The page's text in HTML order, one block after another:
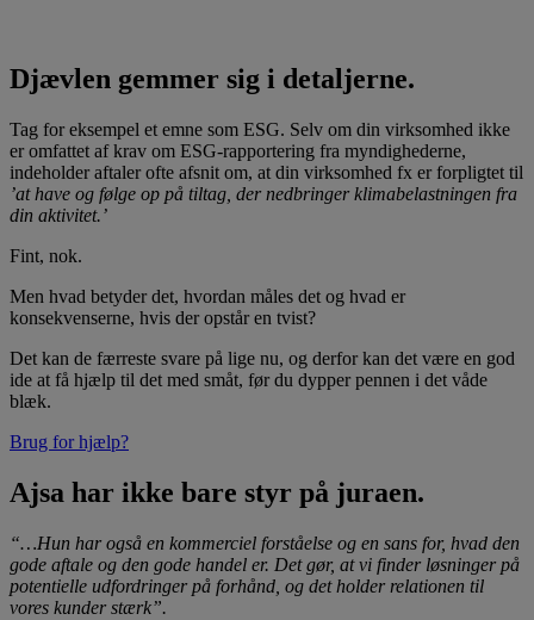
Djævlen gemmer sig i detaljerne.
Tag for eksempel et emne som ESG. Selv om din virksomhed ikke
er omfattet af krav om ESG-rapportering fra myndighederne,
indeholder aftaler ofte afsnit om, at din virksomhed fx er forpligtet til
’at have og følge op på tiltag, der nedbringer klimabelastningen fra
din aktivitet.’
Fint, nok.
Men hvad betyder det, hvordan måles det og hvad er
konsekvenserne, hvis der opstår en tvist?
Det kan de færreste svare på lige nu, og derfor kan det være en god
ide at få hjælp til det med småt, før du dypper pennen i det våde
blæk.
Brug for hjælp?
Ajsa har ikke bare styr på juraen.
“…Hun har også en kommerciel forståelse og en sans for, hvad den
gode aftale og den gode handel er. Det gør, at vi finder løsninger på
potentielle udfordringer på forhånd, og det holder relationen til
vores kunder stærk”.